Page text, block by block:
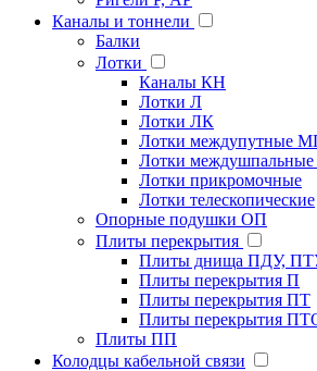
Каналы и тоннели
Балки
Лотки
Каналы КН
Лотки Л
Лотки ЛК
Лотки междупутные
Лотки
Лотки прикромочные
Лотки телескопические
Опорные подушки ОП
Плиты перекрытия
Плиты днища ПДУ,
Плиты перекрытия П
Плиты перекрытия ПТ
Плиты перекрытия
Плиты ПП
Колодцы кабельной связи